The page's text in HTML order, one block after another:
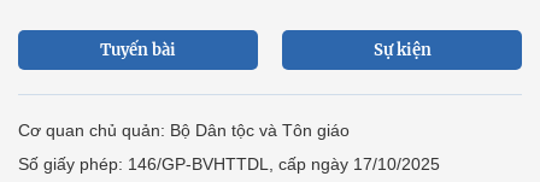
Tuyến bài Sự kiện
Cơ quan chủ quản: Bộ Dân tộc và Tôn giáo
Số giấy phép: 146/GP-BVHTTDL, cấp ngày 17/10/2025